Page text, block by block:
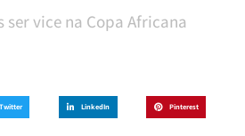
ser vice na Copa Africana
Twitter LinkedIn Pinterest